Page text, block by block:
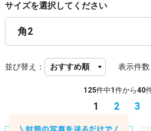
サイズを選択してください
並び替え： 表示件数
125件中1 件から40
1 2 3